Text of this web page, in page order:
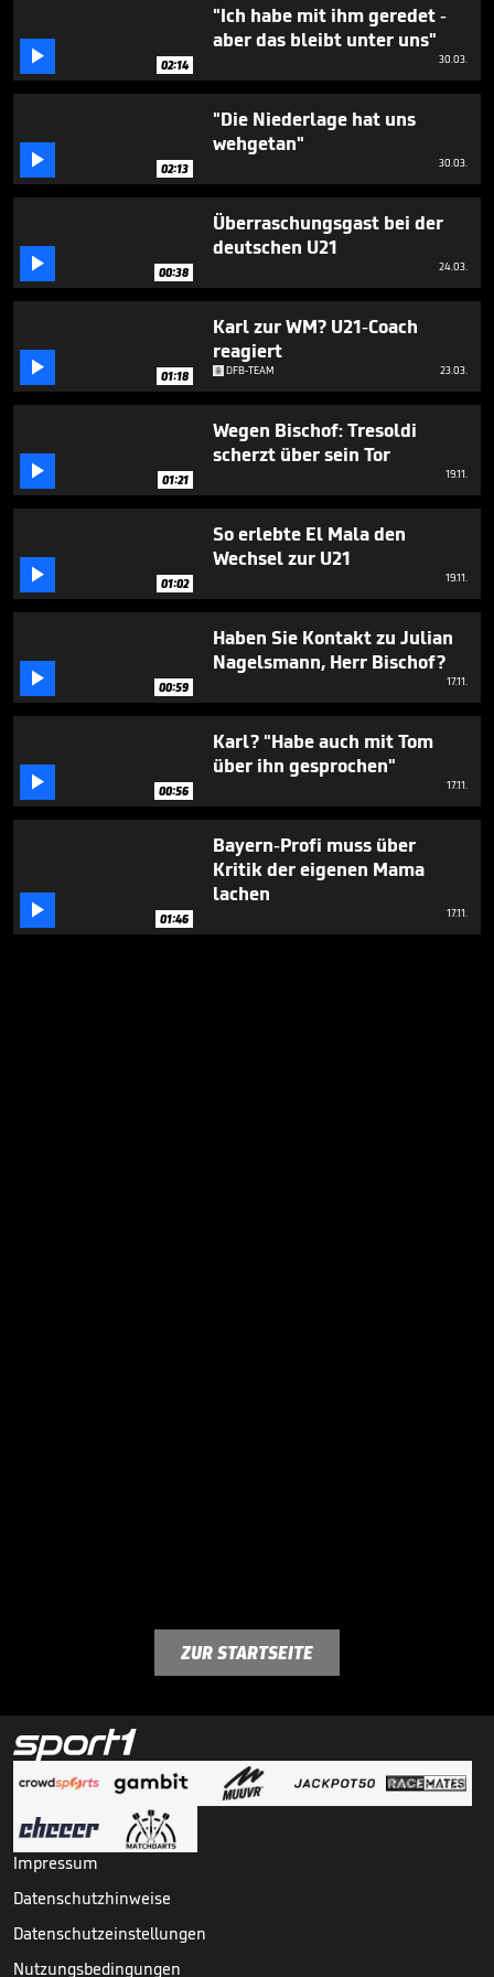
seconds
 02:14
"Ich habe mit ihm geredet -
aber das bleibt unter uns"
30.03.
 02:13
"Die Niederlage hat uns
wehgetan"
30.03.
 00:38
Überraschungsgast bei der
deutschen U21
24.03.
 01:18
Karl zur WM? U21-Coach
reagiert
DFB-TEAM 23.03.
 01:21
Wegen Bischof: Tresoldi
scherzt über sein Tor
19.11.
 01:02
So erlebte El Mala den
Wechsel zur U21
19.11.
 00:59
Haben Sie Kontakt zu Julian
Nagelsmann, Herr Bischof?
17.11.
 00:56
Karl? "Habe auch mit Tom
über ihn gesprochen"
17.11.
 01:46
Bayern-Profi muss über
Kritik der eigenen Mama
lachen
17.11.
ZUR STARTSEITE
Impressum
Datenschutzhinweise
Datenschutzeinstellungen
Nutzungsbedingungen